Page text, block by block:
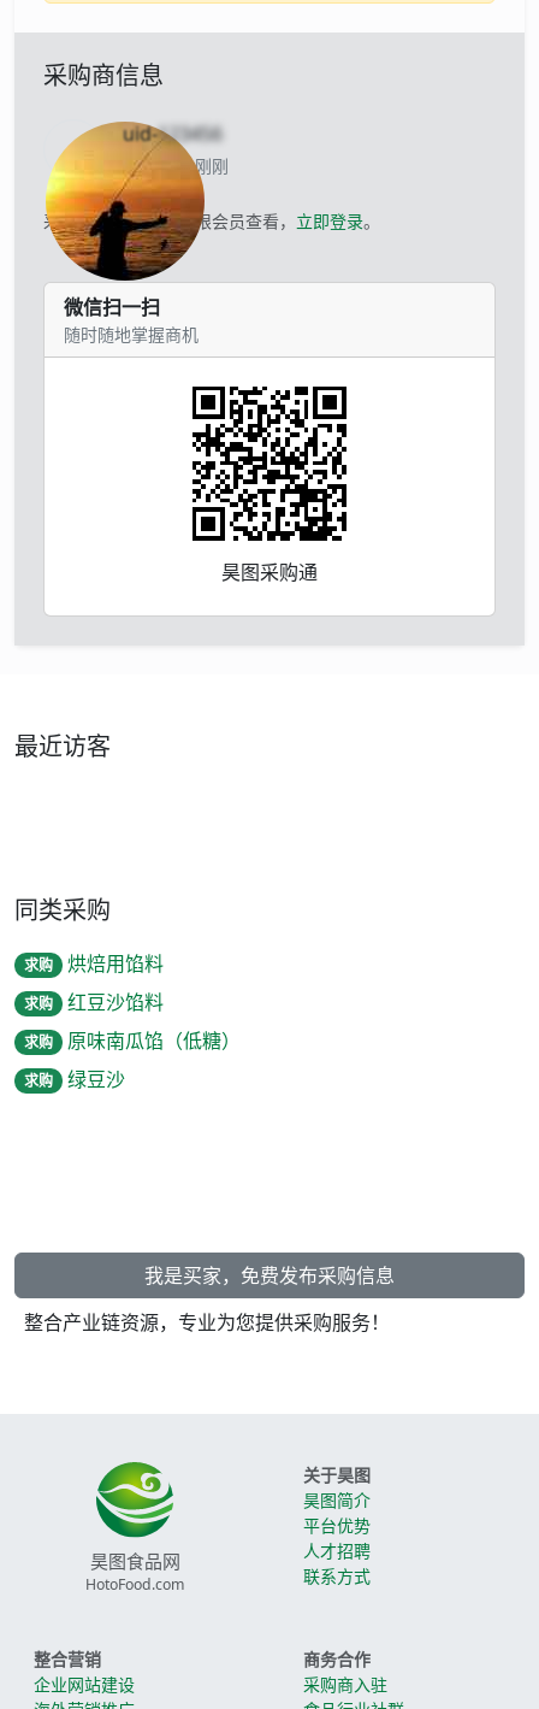
采购商信息
uid-123456
当前离线 刚刚
采购商的联系方式仅限会员查看， 立即登录。
微信扫一扫
随时随地掌握商机
昊图采购通
最近访客
同类采购
求购 烘焙用馅料
求购 红豆沙馅料
求购 原味南瓜馅（低糖）
求购 绿豆沙
我是买家，免费发布采购信息
整合产业链资源，专业为您提供采购服务！
昊图食品网
HotoFood.com
关于昊图
昊图简介
平台优势
人才招聘
联系方式
整合营销
企业网站建设
商务合作
采购商入驻